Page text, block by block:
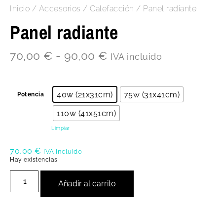
Inicio / Accesorios / Calefacción / Panel radiante
Panel radiante
70,00 € - 90,00 € IVA incluido
Potencia 40w (21x31cm)
75w (31x41cm)
110w (41x51cm)
Limpiar
70,00 € IVA incluido
Hay existencias
Añadir al carrito